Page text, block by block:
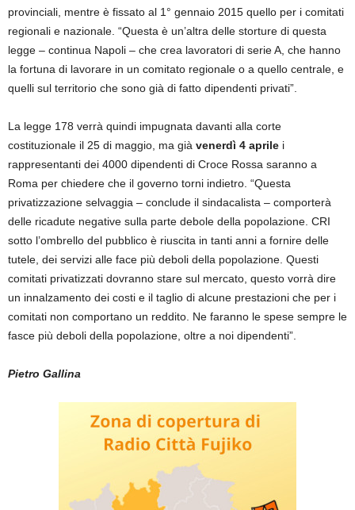
provinciali, mentre è fissato al 1° gennaio 2015 quello per i comitati
regionali e nazionale. “Questa è un’altra delle storture di questa
legge – continua Napoli – che crea lavoratori di serie A, che hanno
la fortuna di lavorare in un comitato regionale o a quello centrale, e
quelli sul territorio che sono già di fatto dipendenti privati”.
La legge 178 verrà quindi impugnata davanti alla corte
costituzionale il 25 di maggio, ma già venerdì 4 aprile i
rappresentanti dei 4000 dipendenti di Croce Rossa saranno a
Roma per chiedere che il governo torni indietro. “Questa
privatizzazione selvaggia – conclude il sindacalista – comporterà
delle ricadute negative sulla parte debole della popolazione. CRI
sotto l’ombrello del pubblico è riuscita in tanti anni a fornire delle
tutele, dei servizi alle face più deboli della popolazione. Questi
comitati privatizzati dovranno stare sul mercato, questo vorrà dire
un innalzamento dei costi e il taglio di alcune prestazioni che per i
comitati non comportano un reddito. Ne faranno le spese sempre le
fasce più deboli della popolazione, oltre a noi dipendenti”.
Pietro Gallina